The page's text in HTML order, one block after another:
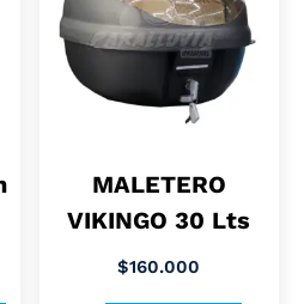
MALETERO
VIKINGO 30 Lts
$160.000